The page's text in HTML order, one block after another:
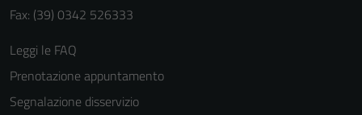
Fax: (39) 0342 526333
Leggi le FAQ
Prenotazione appuntamento
Segnalazione disservizio